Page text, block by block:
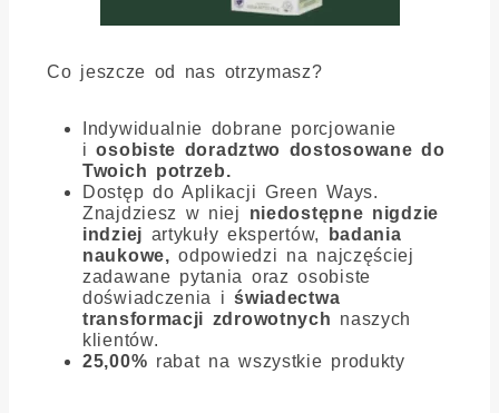
Co jeszcze od nas otrzymasz?
Indywidualnie dobrane porcjowanie
iosobiste doradztwo dostosowane do
Twoich potrzeb.
Dostęp do Aplikacji Green Ways.
Znajdziesz w niej niedostępne nigdzie
indziej artykuły ekspertów,
badania
naukowe, odpowiedzi na najczęściej
zadawane pytania oraz osobiste
doświadczenia iświadectwa
transformacji zdrowotnych naszych
klientów.
25,00% rabat na wszystkie produkty